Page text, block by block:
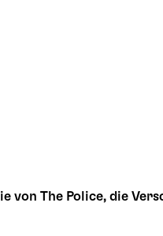
The Police, die